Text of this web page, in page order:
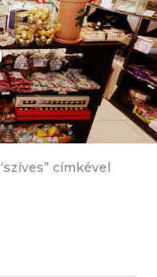
címkével